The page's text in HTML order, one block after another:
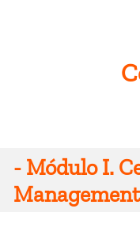
- Módulo I.
Management